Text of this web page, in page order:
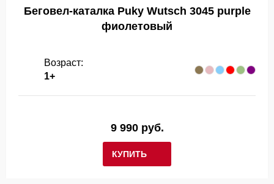
Беговел-каталка Puky Wutsch 3045 purple
фиолетовый
Возраст:
1+
КУПИТЬ
9 990 руб.